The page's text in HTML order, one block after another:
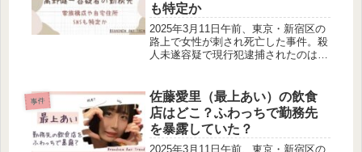
も特定か
2025年3月11日午前、東京・新宿区の
路上で女性が刺され死亡した事件。殺
人未遂容疑で現行犯逮捕されたのは、
所やSNSについて調べました。事件の
概要11日午前、東京・新宿区...
事件
佐藤愛里（最上あい）の飲食
店はどこ？ふわっちで勤務先
を暴露していた？
2025年3月11日午前、東京・新宿区の